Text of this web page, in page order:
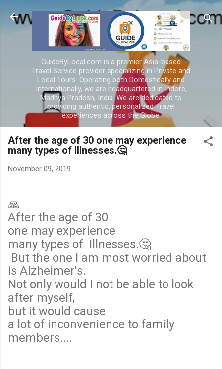
Skip to main content
GuideByLocal.com is a premier Asia-based
Travel Service provider specializing in Private and
Local Tours. Operating both Domestically and
Internationally, we are headquartered in Indore,
Madhya Pradesh, India. We are dedicated to
providing authentic, personalized Travel
experiences across the Globe.
After the age of 30 one may experience
many types of Illnesses.🤔
November 09, 2019
🙏
After the age of 30
one may experience
many types of Illnesses.🤔
But the one I am most worried about
is Alzheimer's.
Not only would I not be able to look
after myself,
but it would cause
a lot of inconvenience to family
members....